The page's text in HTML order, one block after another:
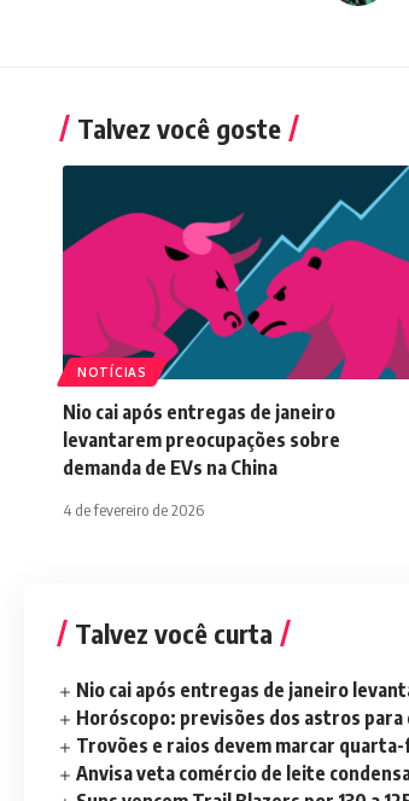
Talvez você goste
NOTÍCIAS
Nio cai após entregas de janeiro
levantarem preocupações sobre
demanda de EVs na China
4 de fevereiro de 2026
Talvez você curta
Nio cai após entregas de janeiro
Horóscopo: previsões dos astros
Trovões e raios devem marcar
Anvisa veta comércio de leite